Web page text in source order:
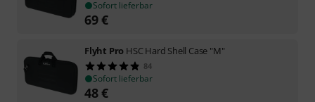
Sofort lieferbar
69€
Flyht Pro HSC Hard Shell Case "M"
84
Sofort lieferbar
48€